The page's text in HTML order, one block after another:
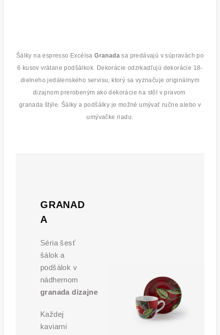
Šálky na espresso ExcélsaGranada sa predávajú v súpravách po
6 kusov vrátane podšálkok. Dekorácie odzrkadľujú dekorácie 18-
dielneho jedálenského servisu, ktorý sa vyznačuje originálnym
dizajnom prerobeným ako dekorácie na stôl v pravom
granada štýle. Šálky a podšálky je možné umývať ručne alebo v
umývačke riadu.
GRANAD
A
Séria šesť
šálok a
podšálok v
nádhernom
granada dizajne
Každej
kaviarni